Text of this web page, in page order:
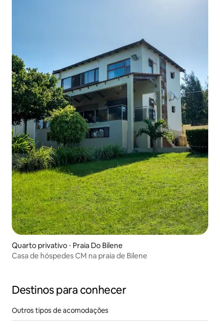
Quarto privativo ⋅ Praia Do Bilene
Casa de hóspedes CM na praia de Bilene
Destinos para conhecer
Outros tipos de acomodações